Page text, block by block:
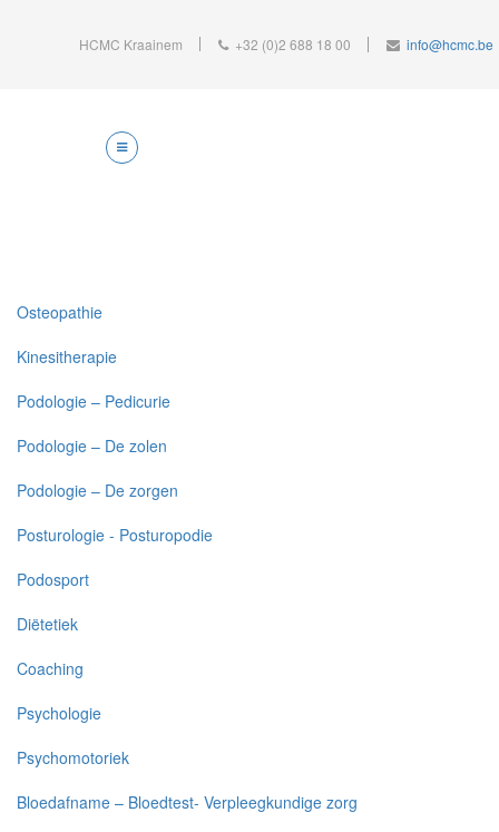
HCMC Kraainem +32 (0)2 688 18 00 info@hcmc.be
Osteopathie
Kinesitherapie
Podologie – Pedicurie
Podologie – De zolen
Podologie – De zorgen
Posturologie - Posturopodie
Podosport
Diëtetiek
Coaching
Psychologie
Psychomotoriek
Bloedafname – Bloedtest- Verpleegkundige zorg